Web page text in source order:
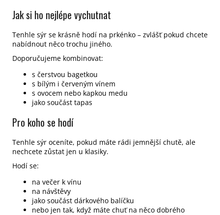
Jak si ho nejlépe vychutnat
Tenhle sýr se krásně hodí na prkénko – zvlášť pokud chcete
nabídnout něco trochu jiného.
Doporučujeme kombinovat:
s čerstvou bagetkou
s bílým i červeným vínem
s ovocem nebo kapkou medu
jako součást tapas
Pro koho se hodí
Tenhle sýr oceníte, pokud máte rádi jemnější chutě, ale
nechcete zůstat jen u klasiky.
Hodí se:
na večer k vínu
na návštěvy
jako součást dárkového balíčku
nebo jen tak, když máte chuť na něco dobrého